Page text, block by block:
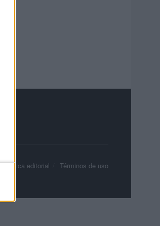
Política editorial Términos de uso